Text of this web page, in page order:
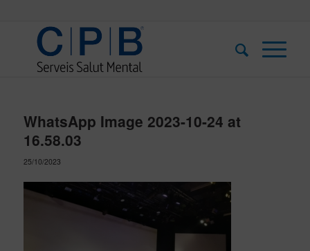
WhatsApp Image 2023-10-24 at
16.58.03
25/10/2023